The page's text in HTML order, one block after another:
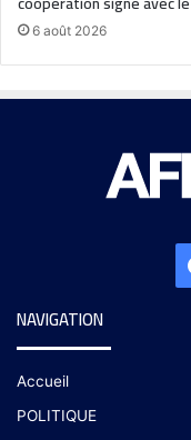
6 août 2026
NAVIGATION
Accueil
POLITIQUE